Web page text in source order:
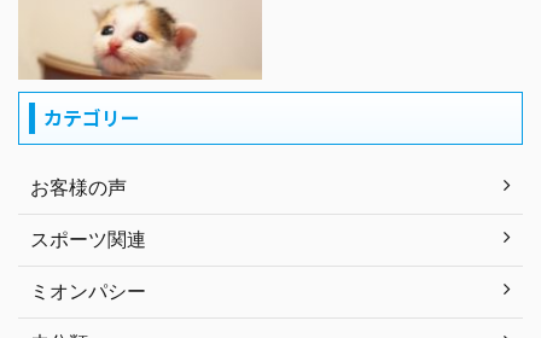
カテゴリー
お客様の声
スポーツ関連
ミオンパシー